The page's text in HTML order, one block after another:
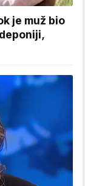
je muž bio